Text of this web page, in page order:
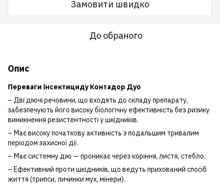
Замовити швидко
До обраного
Опис
Переваги інсектициду Контадор Дуо
– Дві діючі речовини, що входять до складу препарату,
забезпечують його високу біологічну ефективність без ризику
виникнення резистентності у шкідників.
– Має високу початкову активність з подальшим тривалим
періодом захисної дії.
– Має системну дію — проникає через коріння, листя, стебло.
– Ефективний проти шкідників, що ведуть прихований спосіб
життя (трипси, личинки мух, мінери).